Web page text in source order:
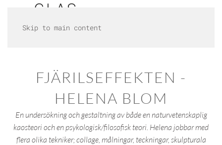
Skip to main content
FJÄRILSEFFEKTEN -
HELENA BLOM
En undersökning och gestaltning av både en naturvetenskaplig
kaosteori och en psykologisk/filosofisk teori. Helena jobbar med
flera olika tekniker; collage, målningar, teckningar, skulpturala